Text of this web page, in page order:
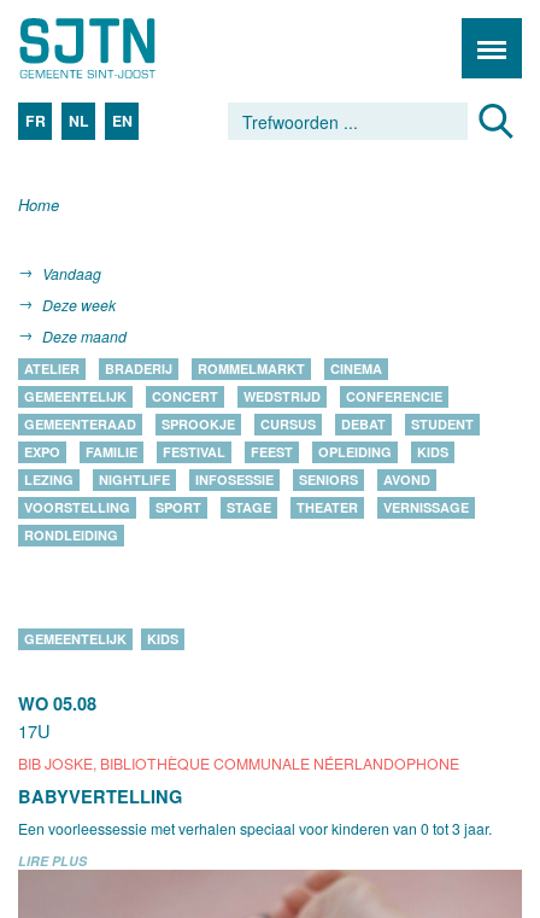
FR NL EN
Home
Vandaag
Deze week
Deze maand
ATELIER BRADERIJ ROMMELMARKT
CINEMA
GEMEENTELIJK
CONCERT WEDSTRIJD
CONFERENCIE
GEMEENTERAAD
SPROOKJE CURSUS DEBAT
STUDENT
EXPO
FAMILIE FESTIVAL FEEST OPLEIDING
KIDS
LEZING
NIGHTLIFE INFOSESSIE SENIORS
AVOND
VOORSTELLING
SPORT STAGE THEATER
VERNISSAGE
RONDLEIDING
WO 05.08
17U
BIB JOSKE, BIBLIOTHÈQUE COMMUNALE NÉERLANDOPHONE
GEMEENTELIJK KIDS
BABYVERTELLING
Een voorleessessie met verhalen speciaal voor kinderen van 0 tot 3 jaar.
LIRE PLUS